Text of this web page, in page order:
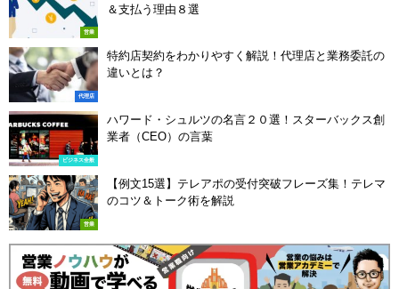
営業
＆支払う理由８選
代理店
特約店契約をわかりやすく解説！代理店と業務委託の
違いとは？
ビジネス全般
ハワード・シュルツの名言２０選！スターバックス創
業者（CEO）の言葉
営業
【例文15選】テレアポの受付突破フレーズ集！テレマ
のコツ＆トーク術を解説